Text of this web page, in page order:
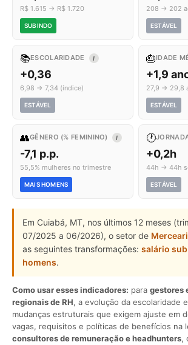
R$ 1.615 → R$ 1.720
SUBINDO
208 → 202
ESTÁVEL
📚ESCOLARIDADE I
+0,36
6,98 → 7,34 (índice)
ESTÁVEL
🎂IDADE
+1,9
27,9 → 29,8
ESTÁVEL
👥GÊNERO (% FEMININO) I
-7,1 p.p.
55,5% mulheres no trimestre
MAIS HOMENS
🕐
+0,2h
44h → 44h
ESTÁVEL
Em Cuiabá, MT, nos últimos 12 meses
07/2025 a 06/2026), o setor de
as seguintes transformações: salário
homens.
Como usar esses indicadores: para gestores
regionais de RH, a evolução da escolaridade
mudanças estruturais que exigem ajuste em
vagas, requisitos e políticas de benefícios na
consultores de remuneração e headhunters,